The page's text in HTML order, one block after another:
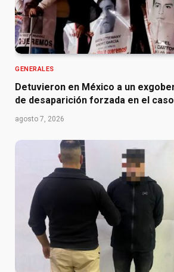
GENERALES
Detuvieron en México a un
de desaparición forzada en el
agosto 7, 2026